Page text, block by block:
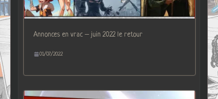
Annonces en vrac – juin 2022 le retour
01/07/2022